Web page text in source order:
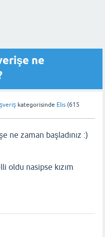
ne
kategorisinde Elis (615
ne zaman başladınız :)
oldu nasipse kızım